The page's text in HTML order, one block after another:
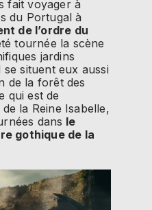
fait voyager à
du Portugal à
de l’ordre du
tournée la scène
jardins
situent eux aussi
de la forêt des
qui est de
la Reine Isabelle,
dans le
gothique de la